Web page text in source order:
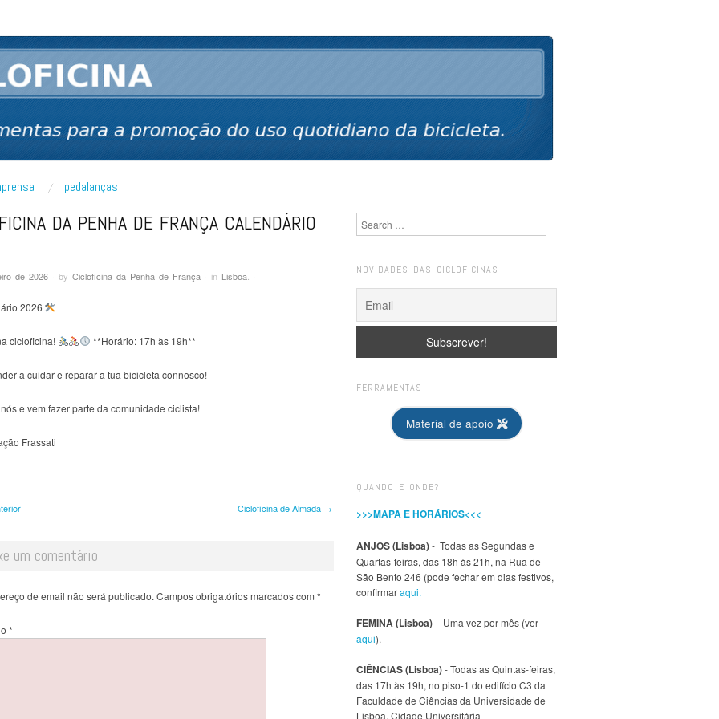
bicicleta
pedalanças
DA PENHA DE FRANÇA CALENDÁRIO
de 2026 · by Cicloficina da Penha de França · in Lisboa ·
2026
cicloficina! **Horário: 17h às 19h**
a cuidar e reparar a tua bicicleta connosco!
e vem fazer parte da comunidade ciclista!
Frassati
Cicloficina de Almada →
um comentário
de email não será publicado. Campos obrigatórios marcados com *
*
Search
NOVIDADES DAS CICLOFICINAS
FERRAMENTAS
Material de apoio
QUANDO E ONDE?
>>>MAPA E HORÁRIOS<<<
ANJOS (Lisboa)- Todas as Segundas e
Quartas-feiras, das 18h às 21h, na Rua de
São Bento 246 (pode fechar em dias festivos,
confirmaraqui.
FEMINA (Lisboa)- Uma vez por mês (ver
aqui).
CIÊNCIAS (Lisboa)- Todas as Quintas-feiras,
das 17h às 19h, no piso-1 do edifício C3 da
Faculdade de Ciências da Universidade de
Lisboa, Cidade Universitária